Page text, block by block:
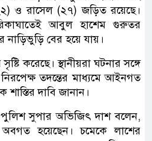
ও রাসেল (২৭) জড়িত রয়েছে।
আবুল হাশেম গুরুতর
বের হয়ে যায়।
করেছে। স্থানীয়রা ঘটনার সঙ্গে
তদন্তের মাধ্যমে আইনগত
শাস্তির দাবি জানান।
পুলিশ সুপার অভিজিৎ দাশ বলেন,
হয়েছেন। চমেকে লাশের